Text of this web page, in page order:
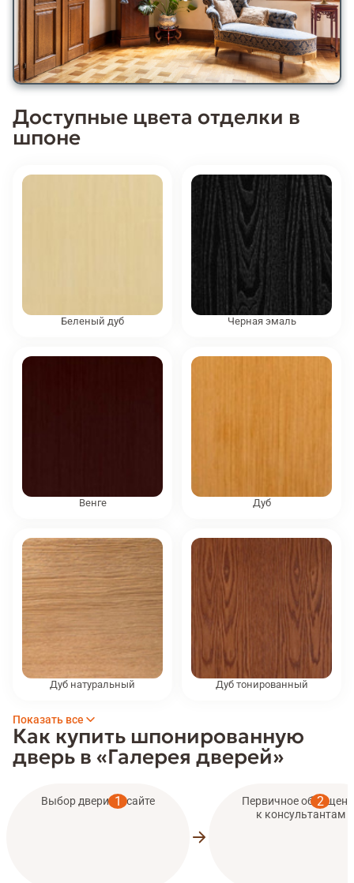
Доступные цвета отделки в
шпоне
Беленый дуб Черная эмаль
Венге Дуб
Дуб натуральный Дуб тонированный
Показать все
Как купить шпонированную
дверь в «Галерея дверей»
Выбор двери на сайте
Первичное
к консультантам